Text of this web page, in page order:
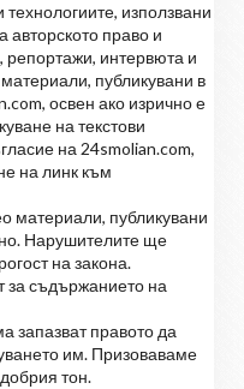
използвани
авторското право и
репортажи, интервюта и
публикувани в
освен ако изрично е
на текстови
на 24smolian.com,
на линк към
материали, публикувани
Нарушителите ще
на закона.
за съдържанието на
запазват правото да
им. Призоваваме
тон.